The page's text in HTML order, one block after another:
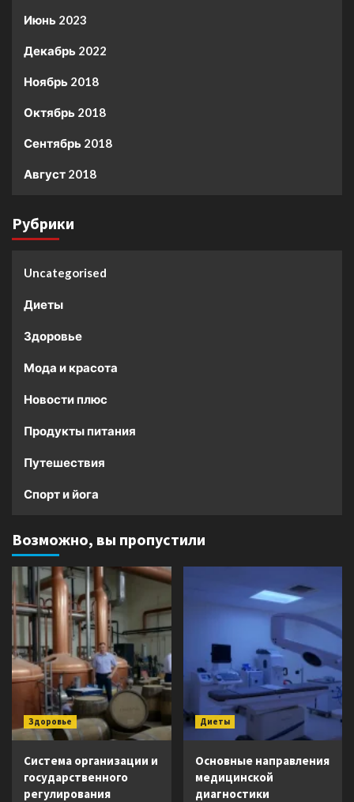
Июнь 2023
Декабрь 2022
Ноябрь 2018
Октябрь 2018
Сентябрь 2018
Август 2018
Рубрики
Uncategorised
Диеты
Здоровье
Мода и красота
Новости плюс
Продукты питания
Путешествия
Спорт и йога
Возможно, вы пропустили
Здоровье
Система организации и
государственного
регулирования
Диеты
Основные направления
медицинской
диагностики